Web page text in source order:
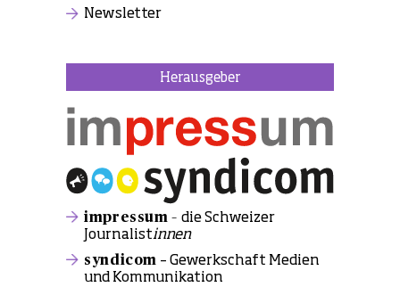
Newsletter
Herausgeber
impressum – die Schweizer
Journalistinnen
syndicom – Gewerkschaft Medien
und Kommunikation